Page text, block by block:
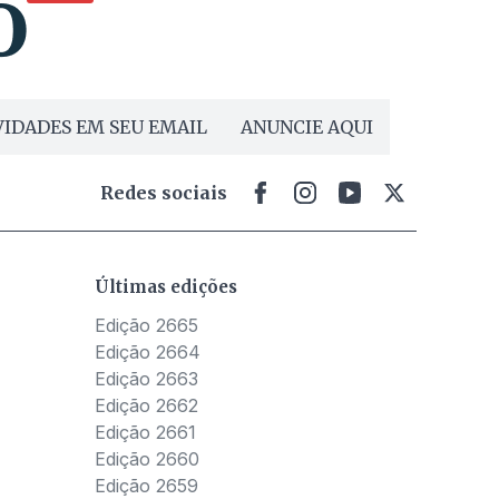
EM SEU EMAIL ANUNCIE AQUI
Redes sociais
Últimas edições
Edição 2665
Edição 2664
Edição 2663
Edição 2662
Edição 2661
Edição 2660
Edição 2659